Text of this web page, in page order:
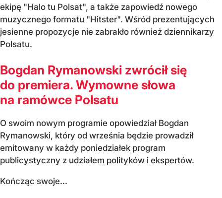
ekipę "Halo tu Polsat", a także zapowiedź nowego
muzycznego formatu "Hitster". Wśród prezentujących
jesienne propozycje nie zabrakło również dziennikarzy
Polsatu.
Bogdan Rymanowski zwrócił się
do premiera. Wymowne słowa
na ramówce Polsatu
O swoim nowym programie opowiedział Bogdan
Rymanowski, który od września będzie prowadził
emitowany w każdy poniedziałek program
publicystyczny z udziałem polityków i ekspertów.
Kończąc swoje...